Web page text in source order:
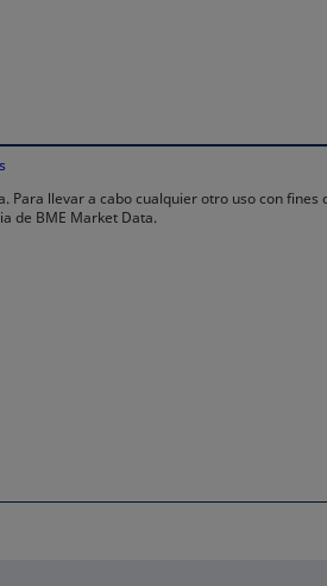
Para llevar a cabo cualquier otro uso con fines
de BME Market Data.
NUEVA
NUEVA